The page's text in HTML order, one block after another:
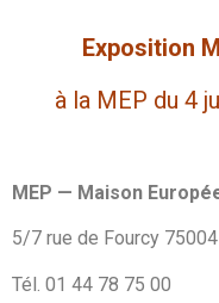
Exposition
à la MEP du 4
MEP — Maison
5/7 rue de Fourcy
Tél. 01 44 78 75 00